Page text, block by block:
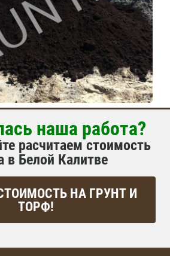
наша работа?
расчитаем стоимость
в Белой Калитве
НА ГРУНТ И
ТОРФ!